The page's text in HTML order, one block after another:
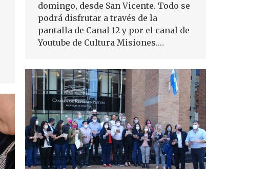
domingo, desde San Vicente. Todo se
podrá disfrutar a través de la
pantalla de Canal 12 y por el canal de
Youtube de Cultura Misiones.…